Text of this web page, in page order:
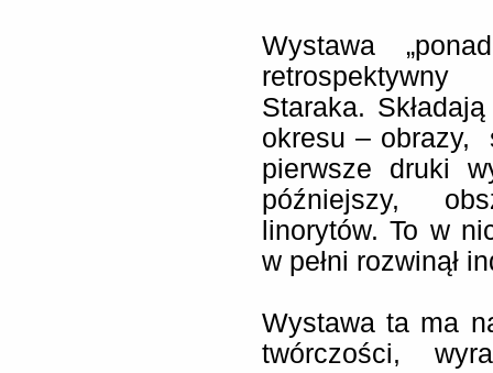
Wystawa
Staraka.
okresu – obrazy,
pierwsze druki
późniejszy,
linorytów. To w
w pełni rozwinął
Wystawa ta ma
twórczości,